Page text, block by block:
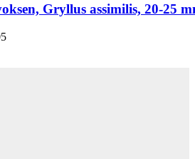
Gryllus assimilis, 20-25
Prisinterval: